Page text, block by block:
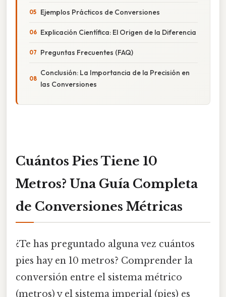
Ejemplos Prácticos de Conversiones
Explicación Científica: El Origen de la Diferencia
Preguntas Frecuentes (FAQ)
Conclusión: La Importancia de la Precisión en
las Conversiones
Cuántos Pies Tiene 10
Metros? Una Guía Completa
de Conversiones Métricas
¿Te has preguntado alguna vez cuántos
pies hay en 10 metros? Comprender la
conversión entre el sistema métrico
(metros) y el sistema imperial (pies) es